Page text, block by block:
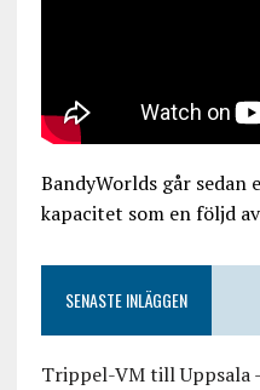
BandyWorlds går sedan
kapacitet som en följd
SENASTE INLÄGGEN
Trippel-VM till Uppsala